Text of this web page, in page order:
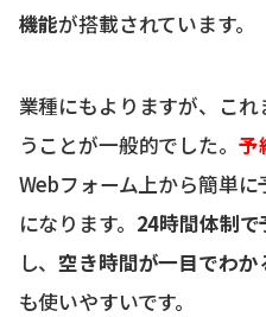
機能が搭載されています。
業種にもよりますが、こ
うことが一般的でした。 予
Webフォーム上から簡単
になります。 24時間体制
し、 空き時間が一目でわか
も使いやすいです。